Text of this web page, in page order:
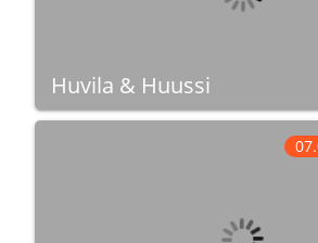
Huvila & Huussi